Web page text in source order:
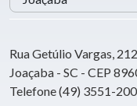
Rua Getúlio Vargas,
Joaçaba - SC - CEP
Telefone (49) 3551-